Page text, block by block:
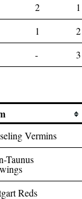
2 1
1 2
- 3
Vermins
Taunus
Reds